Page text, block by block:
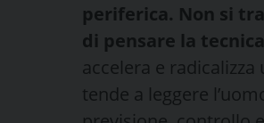
periferica. Non si
di pensare la
accelera e
tende a leggere